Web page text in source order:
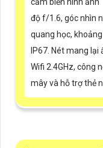
độ f/1.6, góc nhìn
quang học,
IP67. Nét mang lại
Wifi 2.4GHz, công
mây và hỗ trợ thẻ